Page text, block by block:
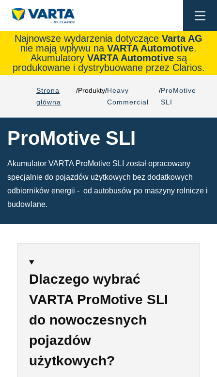
Najnowsze wydarzenia dotyczące Varta AG
nie mają wpływu na VARTA Automotive.
Akumulatory VARTA Automotivesą
produkowane i dystrybuowane przez Clarios.
Strona
główna
Produkty Heavy
Commercial
ProMotive
SLI
ProMotive SLI
Akumulator VARTA ProMotive SLI został opracowany
specjalnie do pojazdów użytkowych bez dodatkowych
odbiorników energii - od autobusów po maszyny rolnicze i
budowlane.
Dlaczego wybrać
VARTA ProMotive SLI
do nowoczesnych
pojazdów
użytkowych?